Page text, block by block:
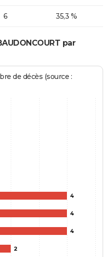
6 35,3 %
par
de décès (source :
4
4
4
2